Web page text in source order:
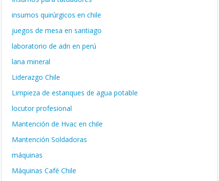
insumos quirúrgicos en chile
juegos de mesa en santiago
laboratorio de adn en perú
lana mineral
Liderazgo Chile
Limpieza de estanques de agua potable
locutor profesional
Mantención de Hvac en chile
Mantención Soldadoras
máquinas
Máquinas Café Chile